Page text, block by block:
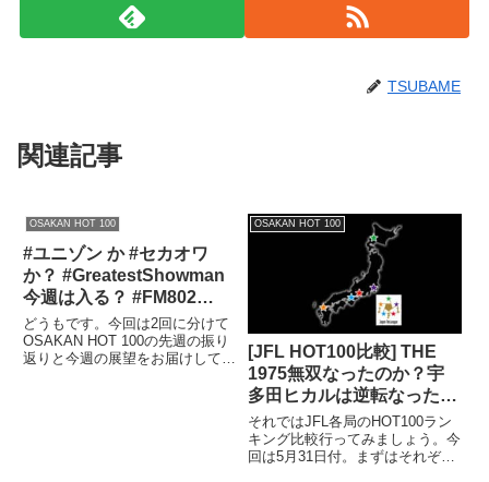
TSUBAME
関連記事
OSAKAN HOT 100
#ユニゾン か #セカオワ
か？ #GreatestShowman
今週は入る？ #FM802
OSAKAN HOT 100 2/25付
チャート展望
#802HOT100
どうもです。今回は2回に分けて
OSAKAN HOT 100の先週の振り
返りと今週の展望をお届けしてお
OSAKAN HOT 100
[JFL HOT100比較] THE
1975無双なったのか？宇
多田ヒカルは逆転なったの
か？藤井風は大躍進。
それではJFL各局のHOT100ラン
キング比較行ってみましょう。今
回は5月31日付。まずはそれぞれ